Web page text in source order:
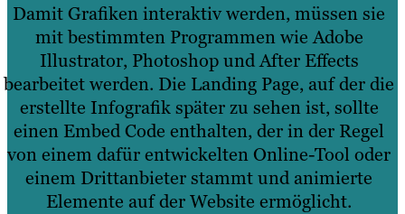
Damit Grafiken interaktiv werden, müssen sie
mit bestimmten Programmen wie Adobe
Illustrator, Photoshop und After Effects
bearbeitet werden. Die Landing Page, auf der die
erstellte Infografik später zu sehen ist, sollte
einen Embed Code enthalten, der in der Regel
von einem dafür entwickelten Online-Tool oder
einem Drittanbieter stammt und animierte
Elemente auf der Website ermöglicht.